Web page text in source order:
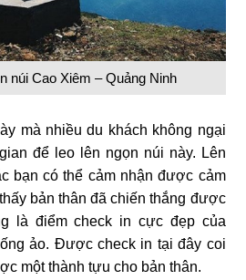
núi Cao Xiêm – Quảng Ninh
mà nhiều du khách không ngại
để leo lên ngọn núi này. Lên
bạn có thể cảm nhận được cảm
bản thân đã chiến thắng được
là điểm check in cực đẹp của
ảo. Được check in tại đây coi
một thành tựu cho bản thân.